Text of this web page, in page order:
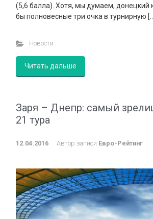
(5,6 балла). Хотя, мы думаем, донецкий
бы полновесные три очка в турнирную […]
Новости
Читать дальше
Заря – Днепр: самый
21 тура
12.04.2016 Автор записи Евро-Рейтинг